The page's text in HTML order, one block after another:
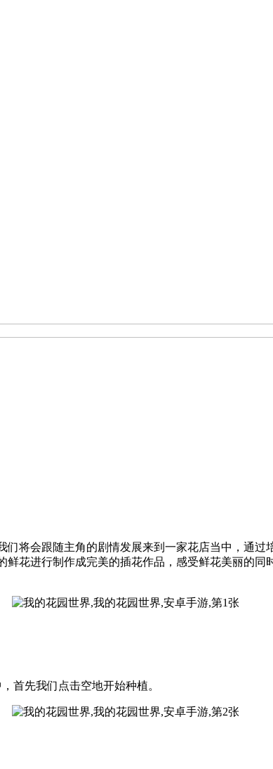
将会跟随主角的剧情发展来到一家花店当中，通
花进行制作成完美的插花作品，感受鲜花美丽的
首先我们点击空地开始种植。